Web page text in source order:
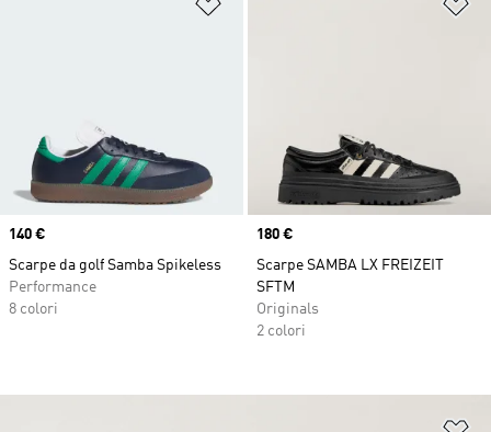
Price
140 €
Scarpe da golf Samba Spikeless
Performance
8 colori
Price
180 €
Scarpe SAMBA LX FREIZEIT
SFTM
Originals
2 colori